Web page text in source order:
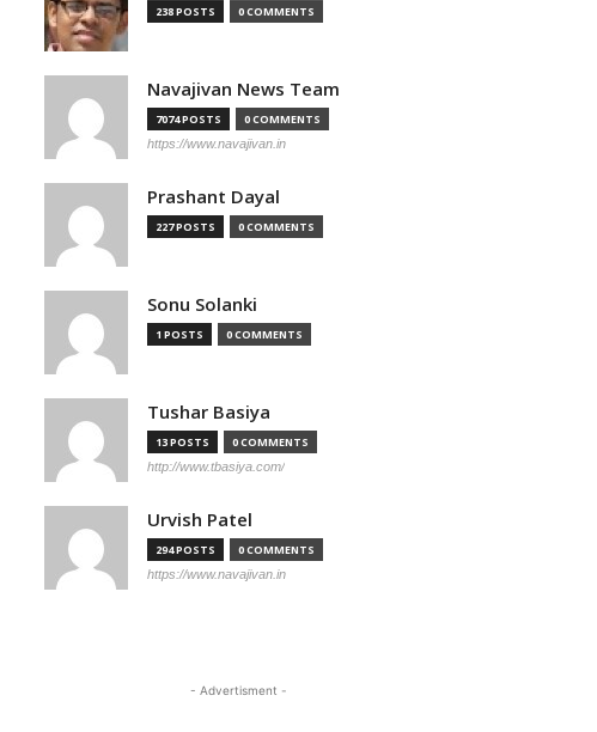
238 POSTS 0 COMMENTS
Navajivan News Team
7074 POSTS 0 COMMENTS
https://www.navajivan.in
Prashant Dayal
227 POSTS 0 COMMENTS
Sonu Solanki
1 POSTS 0 COMMENTS
Tushar Basiya
13 POSTS 0 COMMENTS
http://www.tbasiya.com/
Urvish Patel
294 POSTS 0 COMMENTS
https://www.navajivan.in
- Advertisment -